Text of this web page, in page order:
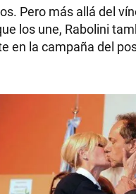
Pero más allá del
los une, Rabolini
en la campaña del